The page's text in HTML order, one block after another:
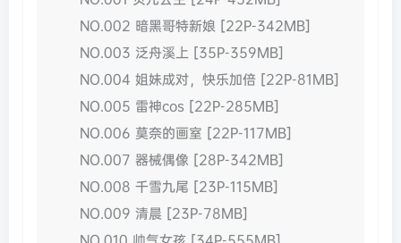
NO.002 暗黑哥特新娘 [22P-342MB]
NO.003 泛舟溪上 [35P-359MB]
NO.004 姐妹成对，快乐加倍 [22P-81MB]
NO.005 雷神cos [22P-285MB]
NO.006 莫奈的画室 [22P-117MB]
NO.007 器械偶像 [28P-342MB]
NO.008 千雪九尾 [23P-115MB]
NO.009 清晨 [23P-78MB]